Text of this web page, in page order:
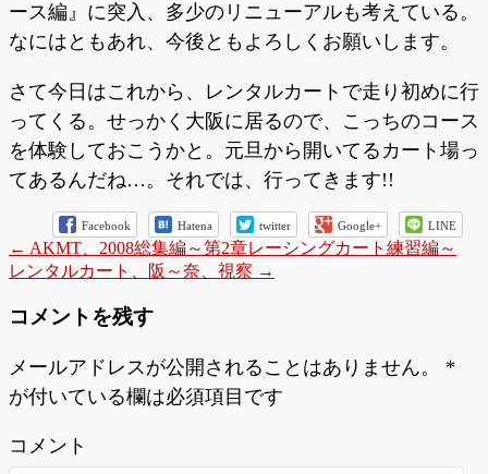
ース編』に突入、多少のリニューアルも考えている。
なにはともあれ、今後ともよろしくお願いします。
さて今日はこれから、レンタルカートで走り初めに行
ってくる。せっかく大阪に居るので、こっちのコース
を体験しておこうかと。元旦から開いてるカート場っ
てあるんだね…。それでは、行ってきます!!
Facebook Hatena twitter Google+ LINE
← AKMT、2008総集編～第2章レーシングカート練習編～
レンタルカート、阪～奈、視察 →
コメントを残す
メールアドレスが公開されることはありません。
*
が付いている欄は必須項目です
コメント